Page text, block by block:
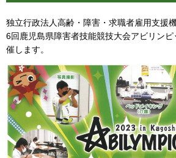
独立行政法人高齢・障害・求職者雇用支援
6回鹿児島県障害者技能競技大会アビリン
催します。